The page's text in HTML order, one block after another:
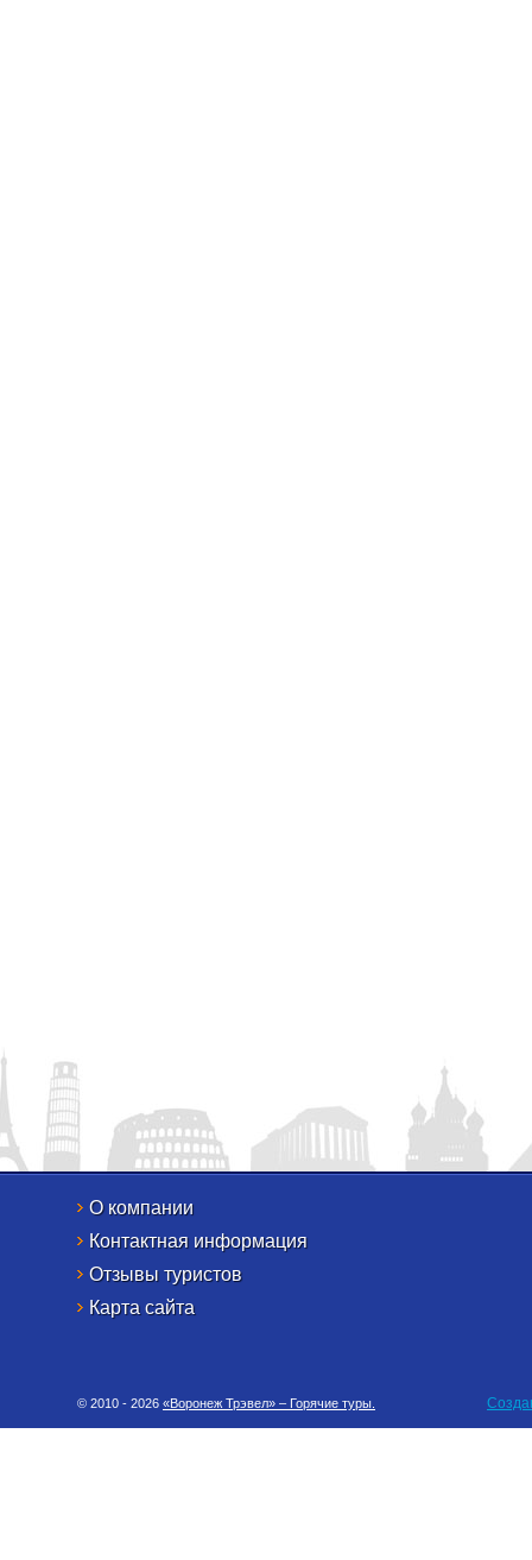
О компании
Контактная информация
Отзывы туристов
Карта сайта
© 2010 - 2026 «Воронеж Трэвел» – Горячие туры.